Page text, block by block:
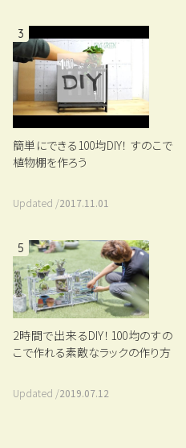
3
簡単にできる100均DIY！ すのこで
植物棚を作ろう
Updated /2017.11.01
5
2時間で出来るDIY！100均のすの
こで作れる素敵なラックの作り方
Updated /2019.07.12